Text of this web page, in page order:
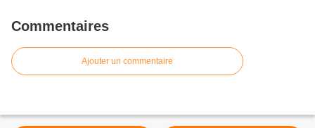
Commentaires
Ajouter un commentaire